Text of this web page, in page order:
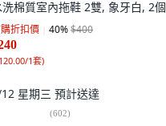
棉質室內拖鞋 2雙, 象牙白, 2個
折扣價 40%$400
1套)
星期三 預計送達
(602)